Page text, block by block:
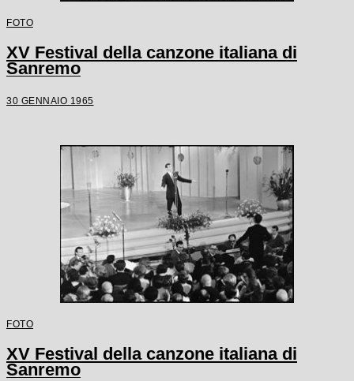
FOTO
XV Festival della canzone italiana di
Sanremo
30 GENNAIO 1965
FOTO
XV Festival della canzone italiana di
Sanremo